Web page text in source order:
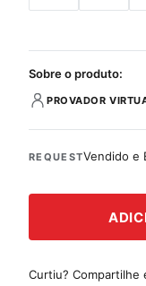
Sobre o produto:
PROVADOR
REQUESTVendido e
Curtiu? Compartilhe